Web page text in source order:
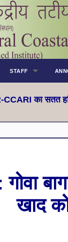
STAFF
CCARI का सतत
गोवा
खाद